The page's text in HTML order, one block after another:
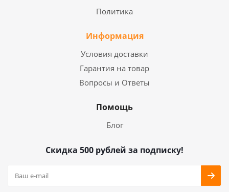
Политика
Информация
Условия доставки
Гарантия на товар
Вопросы и Ответы
Помощь
Блог
Скидка 500 рублей за подписку!